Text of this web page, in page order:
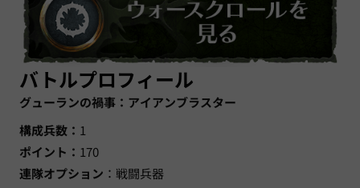
バトルプロフィール
グューランの禍事：アイアンブラスター
構成兵数： 1
ポイント： 170
連隊オプション ：戦闘兵器